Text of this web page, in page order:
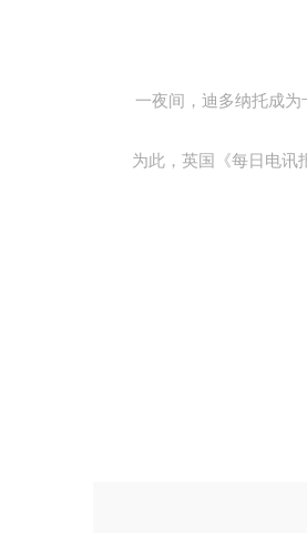
一夜间，迪多纳托成为卡
为此，英国《每日电讯报